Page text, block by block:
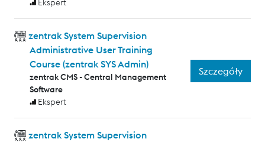
Ekspert
zentrak System Supervision
Administrative User Training
Course (zentrak SYS Admin)
zentrak CMS - Central Management
Software
Ekspert
Szczegóły
zentrak System Supervision